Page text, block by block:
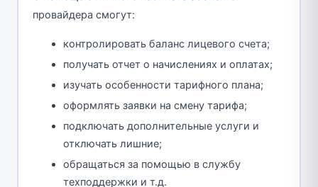
провайдера смогут:
контролировать баланс лицевого счета;
получать отчет о начислениях и оплатах;
изучать особенности тарифного плана;
оформлять заявки на смену тарифа;
подключать дополнительные услуги и
отключать лишние;
обращаться за помощью в службу
техподдержки и т.д.